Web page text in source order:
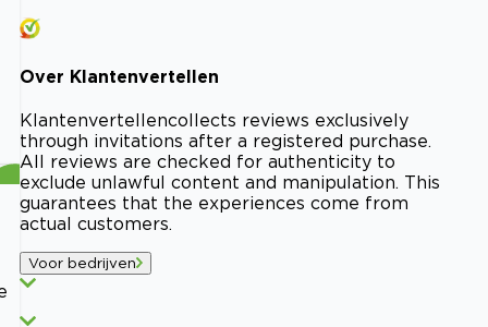
Over Klantenvertellen
Klantenvertellencollects reviews exclusively
through invitations after a registered purchase.
All reviews are checked for authenticity to
exclude unlawful content and manipulation. This
guarantees that the experiences come from
actual customers.
Voor bedrijven